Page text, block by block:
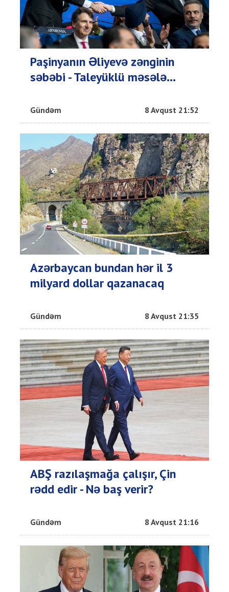
Paşinyanın Əliyevə zənginin
səbəbi - Taleyüklü məsələ...
Gündəm 8 Avqust 21:52
Azərbaycan bundan hər il 3
milyard dollar qazanacaq
Gündəm 8 Avqust 21:35
ABŞ razılaşmağa çalışır, Çin
rədd edir - Nə baş verir?
Gündəm 8 Avqust 21:16